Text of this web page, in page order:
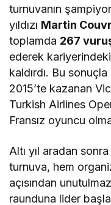
turnuvanın
yıldızı Martin
toplamda 267
ederek
kaldırdı. Bu
2015’te kazanan
Turkish Airlines
Fransız oyuncu
Altı yıl aradan
turnuva, hem
açısından
raunduna lider